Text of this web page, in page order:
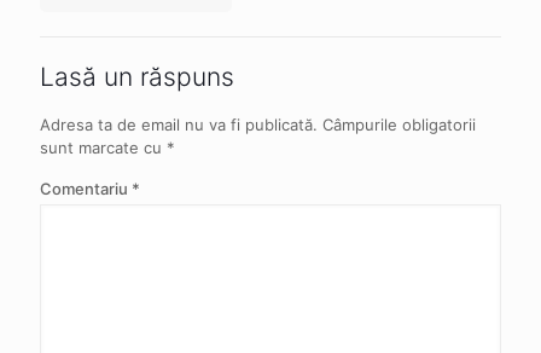
Lasă un răspuns
Adresa ta de email nu va fi publicată. Câmpurile obligatorii
sunt marcate cu *
Comentariu *